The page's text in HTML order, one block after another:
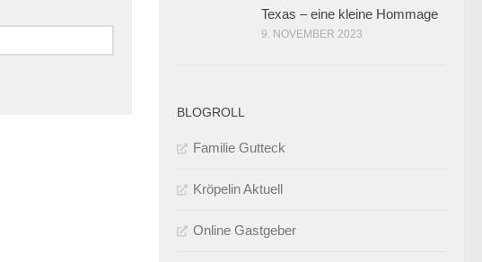
Texas – eine kleine Hommage
9. NOVEMBER 2023
BLOGROLL
Familie Gutteck
Kröpelin Aktuell
Online Gastgeber